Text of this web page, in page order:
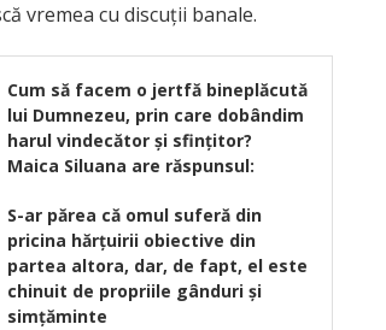
vremea cu discuţii banale.
Cum să facem o jertfă bineplăcută
lui Dumnezeu, prin care dobândim
harul vindecător şi sfinţitor?
Maica Siluana are răspunsul:
S-ar părea că omul suferă din
pricina hărțuirii obiective din
partea altora, dar, de fapt, el este
chinuit de propriile gânduri și
simțăminte